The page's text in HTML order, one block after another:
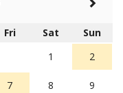
Fri Sat
Sun
1
2
7 8 9